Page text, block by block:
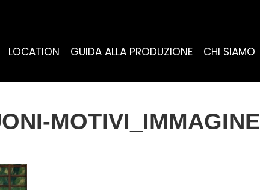
LOCATION GUIDA ALLA PRODUZIONE CHI SIAMO
MOTIVI_IMMAGINE